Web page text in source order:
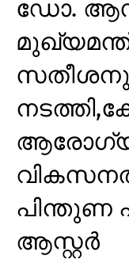
ഡോ.
പിന്തുണ
ആസ്റ്റർ